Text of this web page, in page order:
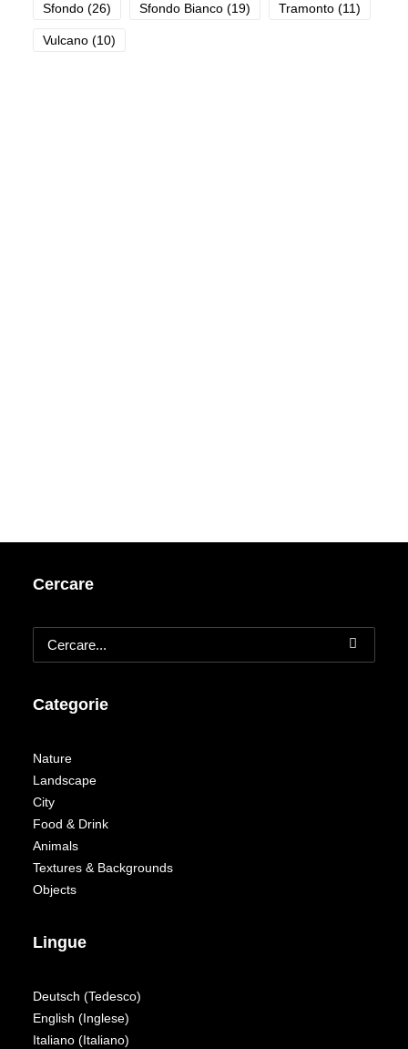
Sfondo (26) Sfondo Bianco (19) Tramonto (11)
Vulcano (10)
Cercare
Categorie
Nature
Landscape
City
Food & Drink
Animals
Textures & Backgrounds
Objects
Lingue
Deutsch (Tedesco)
English (Inglese)
Italiano (Italiano)